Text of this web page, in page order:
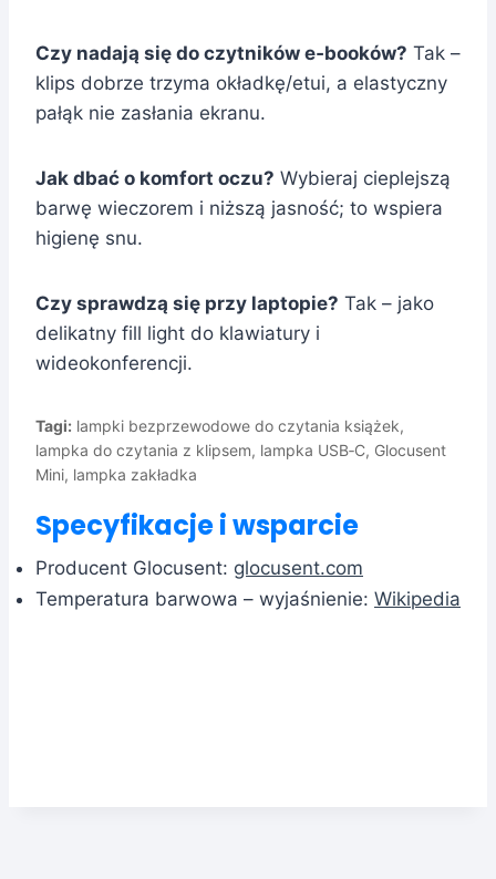
Czy nadają się do czytników e‑booków? Tak –
klips dobrze trzyma okładkę/etui, a elastyczny
pałąk nie zasłania ekranu.
Jak dbać o komfort oczu? Wybieraj cieplejszą
barwę wieczorem i niższą jasność; to wspiera
higienę snu.
Czy sprawdzą się przy laptopie? Tak – jako
delikatny fill light do klawiatury i
wideokonferencji.
Tagi: lampki bezprzewodowe do czytania książek,
lampka do czytania z klipsem, lampka USB‑C, Glocusent
Mini, lampka zakładka
Specyfikacje i wsparcie
Producent Glocusent: glocusent.com
Temperatura barwowa – wyjaśnienie: Wikipedia